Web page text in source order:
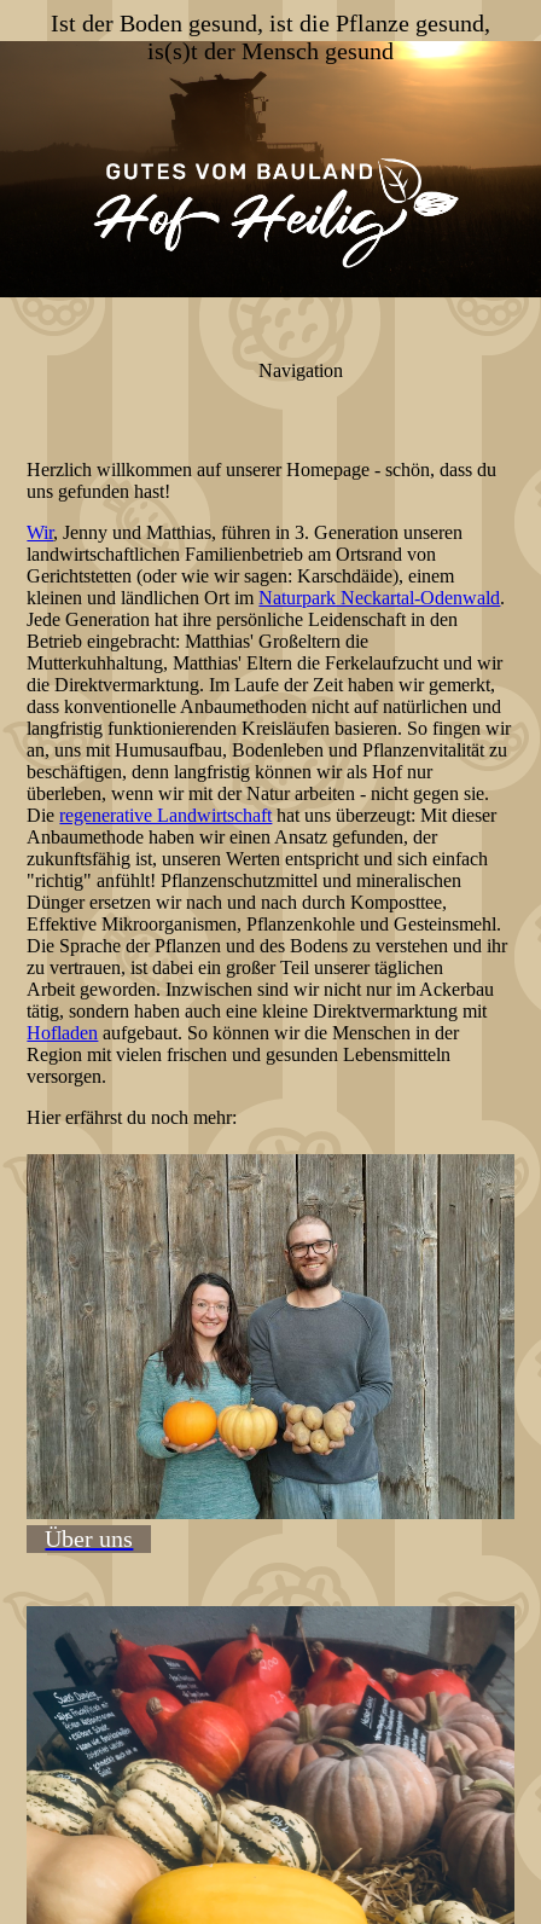
Ist der Boden gesund, ist die Pflanze gesund,
is(s)t der Mensch gesund
Navigation
Herzlich willkommen auf unserer Homepage - schön, dass du
uns gefunden hast!
Wir, Jenny und Matthias, führen in 3. Generation unseren
landwirtschaftlichen Familienbetrieb am Ortsrand von
Gerichtstetten (oder wie wir sagen: Karschdäide), einem
kleinen und ländlichen Ort imNaturpark Neckartal-Odenwald.
Jede Generation hat ihre persönliche Leidenschaft in den
Betrieb eingebracht: Matthias' Großeltern die
Mutterkuhhaltung, Matthias' Eltern die Ferkelaufzucht und wir
die Direktvermarktung. Im Laufe der Zeit haben wir gemerkt,
dass konventionelle Anbaumethoden nicht auf natürlichen und
langfristig funktionierenden Kreisläufen basieren. So fingen wir
an, uns mit Humusaufbau, Bodenleben und Pflanzenvitalität zu
beschäftigen, denn langfristig können wir als Hof nur
überleben, wenn wir mit der Natur arbeiten - nicht gegen sie.
Dieregenerative Landwirtschafthat uns überzeugt: Mit dieser
Anbaumethode haben wir einen Ansatz gefunden, der
zukunftsfähig ist, unseren Werten entspricht und sich einfach
"richtig" anfühlt! Pflanzenschutzmittel und mineralischen
Dünger ersetzen wir nach und nach durch Komposttee,
Effektive Mikroorganismen, Pflanzenkohle und Gesteinsmehl.
Die Sprache der Pflanzen und des Bodens zu verstehen und ihr
zu vertrauen, ist dabei ein großer Teil unserer täglichen
Arbeit geworden. Inzwischen sind wir nicht nur im Ackerbau
tätig, sondern haben auch eine kleine Direktvermarktung mit
Hofladen aufgebaut. So können wir die Menschen in der
Region mit vielen frischen und gesunden Lebensmitteln
versorgen.
Hier erfährst du noch mehr:
Über uns